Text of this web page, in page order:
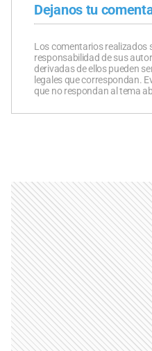
Dejanos tu
Los comentarios realizados
responsabilidad de sus
derivadas de ellos pueden
legales que correspondan.
que no respondan al tema